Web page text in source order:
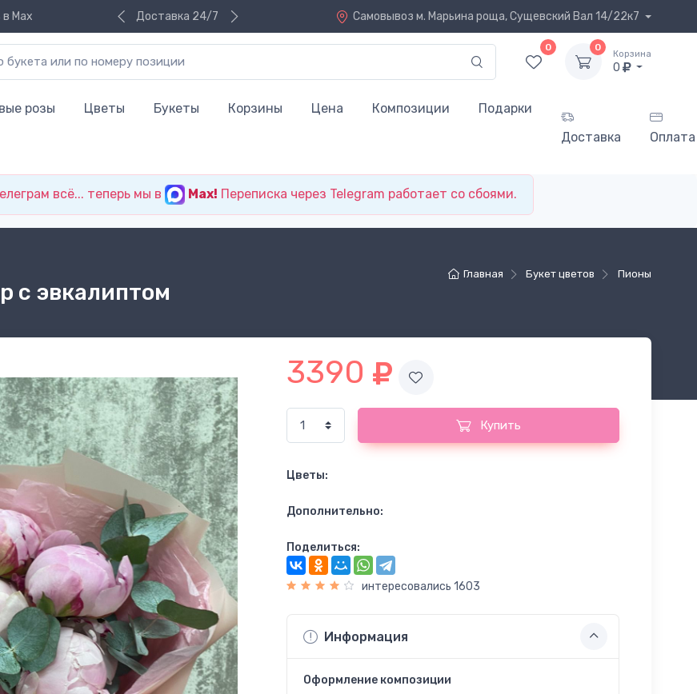
Max Доставка 24/7 Самовывоз м. Марьина роща, Сущевский Вал 14/22к7
0 0
Корзина
0
розы Цветы Букеты Корзины Цена Композиции
Подарки
Доставка
Оплата
всё... теперь мы в Max! Переписка через Telegram работает со сбоями.
Главная Букет цветов Пионы
с эвкалиптом
3390
Купить
Цветы:
Дополнительно:
Поделиться:
интересовались 1603
Информация
Оформление композиции